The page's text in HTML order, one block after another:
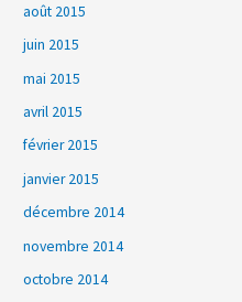
août 2015
juin 2015
mai 2015
avril 2015
février 2015
janvier 2015
décembre 2014
novembre 2014
octobre 2014